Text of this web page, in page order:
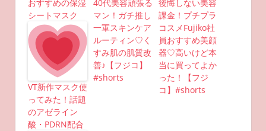
おすすめの保湿
シートマスク
VT新作マスク使
ってみた！話題
のアゼライン
酸・PDRN配合
40代美容頑張る
マン！ガチ推し
一軍スキンケア
ルーティン♡く
すみ肌の肌質改
善♪【フジコ】
#shorts
後悔しない美容
課金！プチプラ
コスメFujiko社
員おすすめ美顔
器♡高いけど本
当に買ってよか
った！【フジ
コ】#shorts